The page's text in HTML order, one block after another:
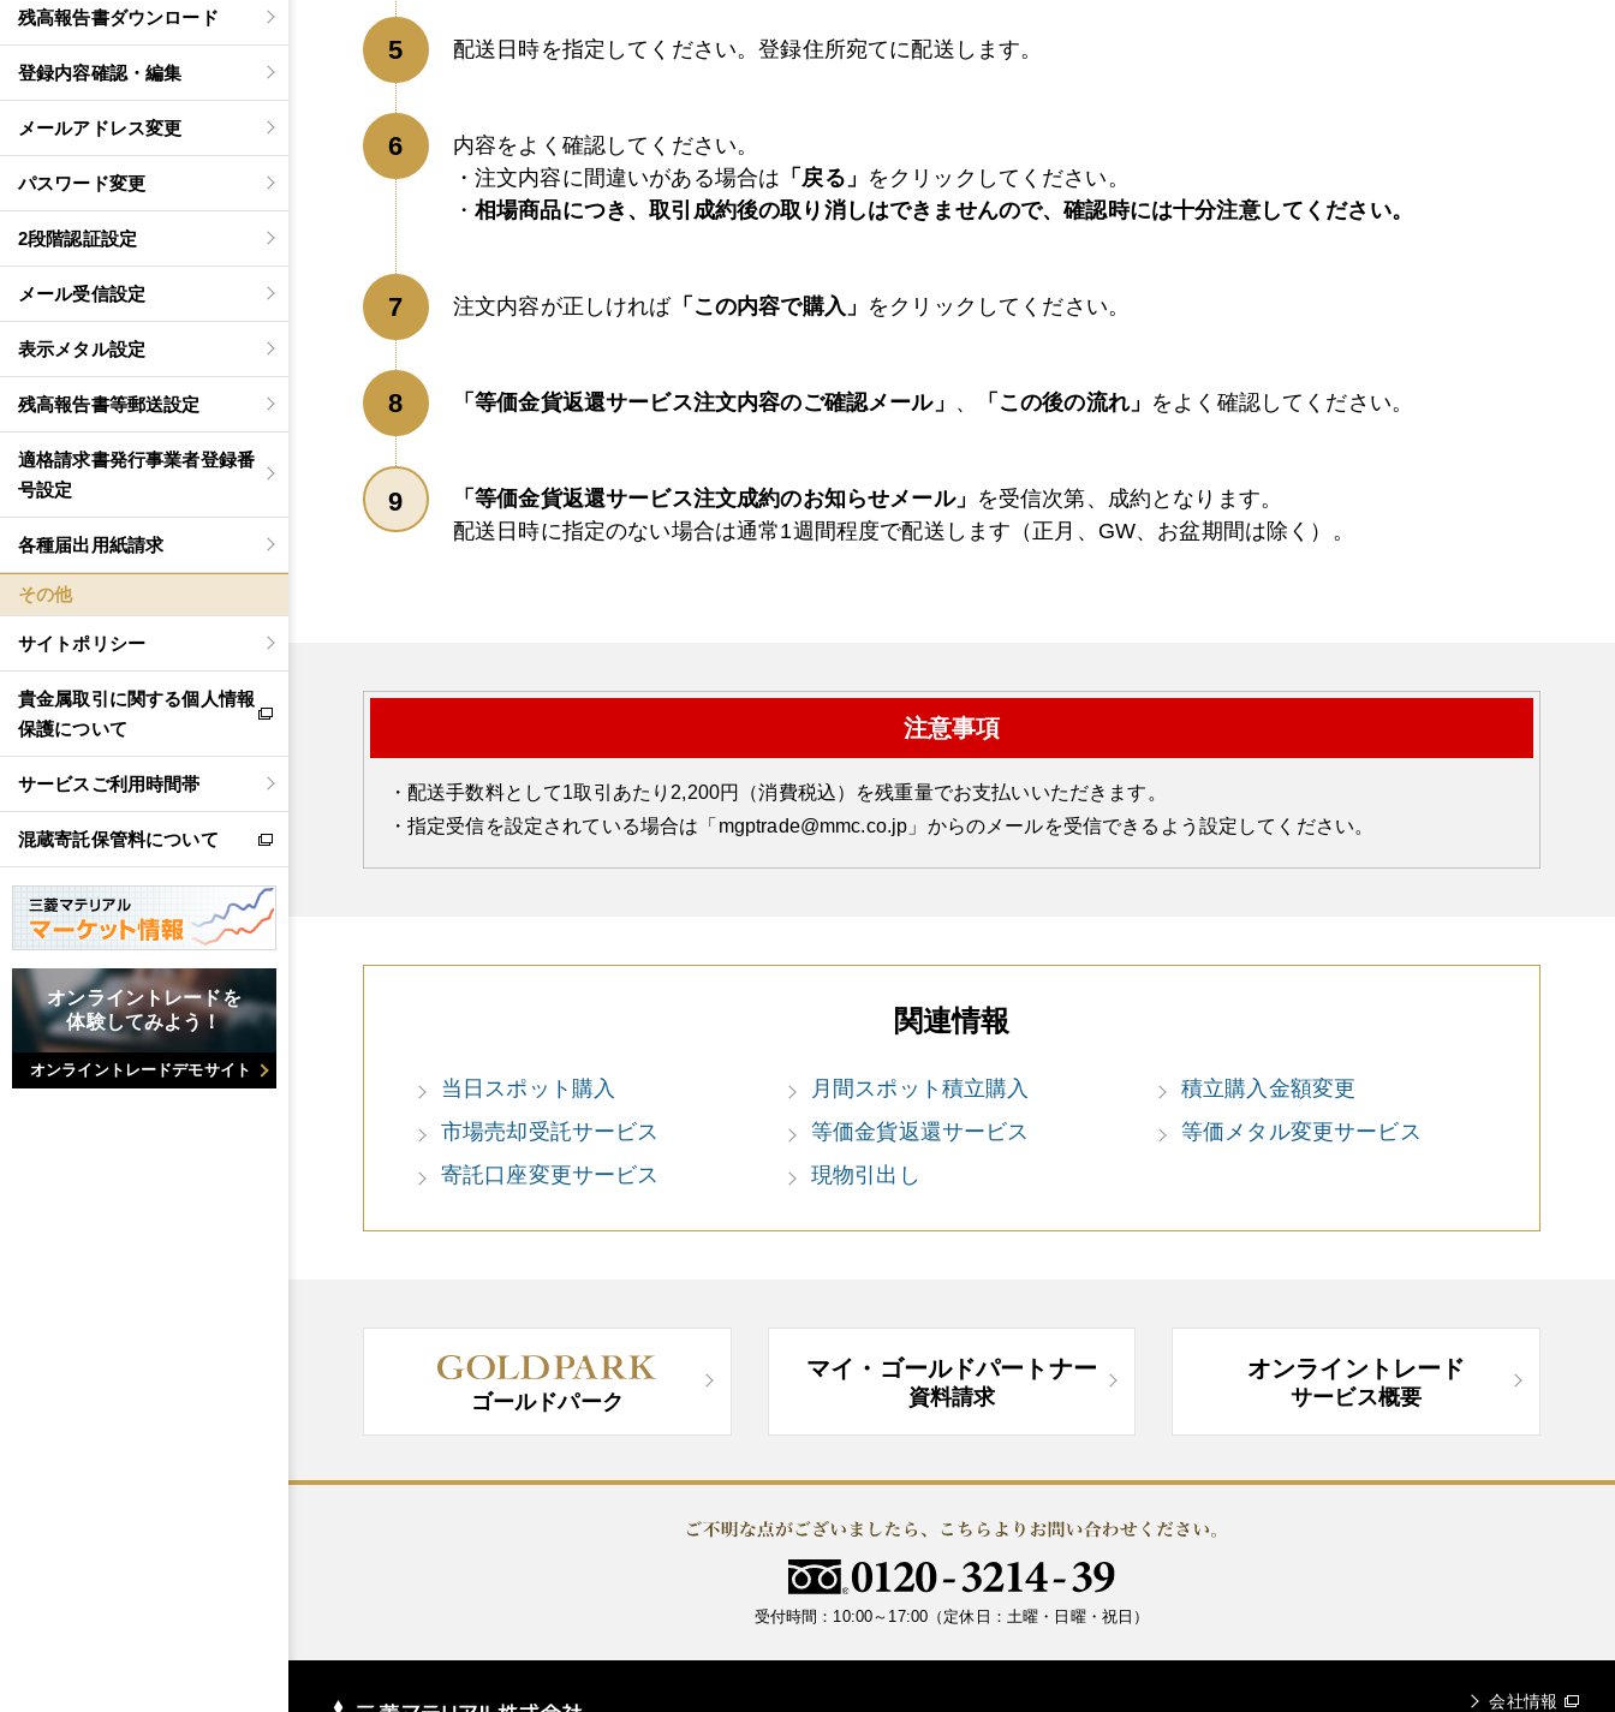
残高報告書ダウンロード
登録内容確認・編集
メールアドレス変更
パスワード変更
2段階認証設定
メール受信設定
表示メタル設定
残高報告書等郵送設定
適格請求書発行事業者登録番
号設定
各種届出用紙請求
その他
サイトポリシー
貴金属取引に関する個人情報
保護について
サービスご利用時間帯
混蔵寄託保管料について
オンライントレードを
体験してみよう！
オンライントレードデモサイト
配送日時を指定してください。登録住所宛てに配送します。
内容をよく確認してください。
注文内容に間違いがある場合は 「戻る」 をクリックしてください。
相場商品につき、取引成約後の取り消しはできませんので、確認時には十分注意してください。
注文内容が正しければ「この内容で購入」 をクリックしてください。
「等価金貨返還サービス注文内容のご確認メール」 、 「この後の流れ」 をよく確認してください。
「等価金貨返還サービス注文成約のお知らせメール」 を受信次第、成約となります。
配送日時に指定のない場合は通常1週間程度で配送します（正月、GW、お盆期間は除く）。
注意事項
配送手数料として1取引あたり2,200円（消費税込）を残重量でお支払いいただきます。
指定受信を設定されている場合は「mgptrade@mmc.co.jp」からのメールを受信できるよう設定してください。
関連情報
当日スポット購入 月間スポット積立購入
積立購入金額変更
市場売却受託サービス
等価金貨返還サービス
等価メタル変更サービス
寄託口座変更サービス
現物引出し
ゴールドパーク
マイ・ゴールドパートナー
資料請求
オンライントレード
サービス概要
受付時間：10:00～17:00 （定休日：土曜・日曜・祝日）
会社情報